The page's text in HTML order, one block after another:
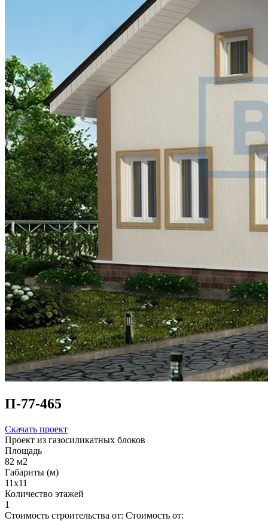
П-77-465
Скачать проект
Проект из газосиликатных блоков
Площадь
82 м2
Габариты (м)
11х11
Количество этажей
1
Стоимость строительства от: Стоимость от: